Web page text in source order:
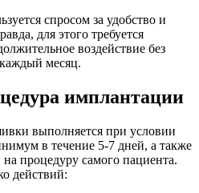
спросом за удобство и
для этого требуется
воздействие без
месяц.
имплантации
выполняется при условии
в течение 5-7 дней, а также
процедуру самого пациента.
действий: